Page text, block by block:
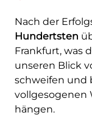
Nach der
Hundertsten
Frankfurt, was
unseren Blick
schweifen und
vollgesogenen
hängen.